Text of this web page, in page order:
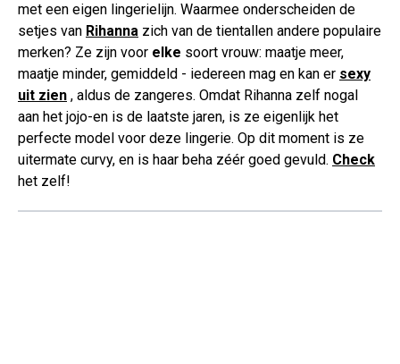
met een eigen lingerielijn. Waarmee onderscheiden de
setjes van Rihanna zich van de tientallen andere populaire
merken? Ze zijn voor elke soort vrouw: maatje meer,
maatje minder, gemiddeld - iedereen mag en kan er sexy
uit zien , aldus de zangeres. Omdat Rihanna zelf nogal
aan het jojo-en is de laatste jaren, is ze eigenlijk het
perfecte model voor deze lingerie. Op dit moment is ze
uitermate curvy, en is haar beha zéér goed gevuld. Check
het zelf!